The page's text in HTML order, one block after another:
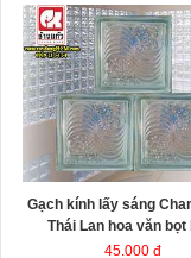
Gạch kính lấy sáng
kính Thái Lan
Kích thước
Đóng gói
Gạch kính lấy sáng
Thái Lan hoa văn bọt
45.000 đ